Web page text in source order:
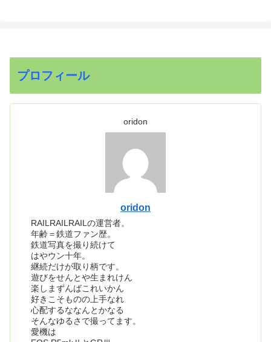
プロフィール
oridon
oridon
RAILRAILRAILの運営者。
年齢＝鉄道ファン歴。
鉄道写真を撮り続けて
はやウン十年。
継続だけが取り柄です。
遊びをせんとや生まれけん
楽しまずんばこれいかん
好きこそものの上手なれ
心配するななんとかなる
そんなゆるさで撮ってます。
愛機は